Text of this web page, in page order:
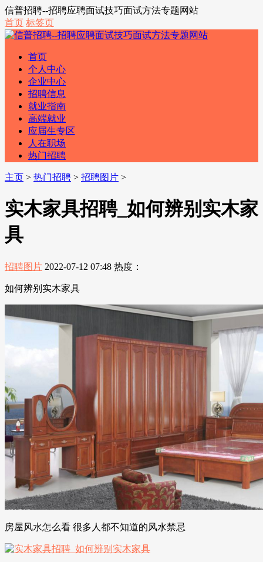
信普招聘--招聘应聘面试技巧面试方法专题网站
首页 标签页
首页
个人中心
企业中心
招聘信息
就业指南
高端就业
应届生专区
人在职场
热门招聘
主页 > 热门招聘 > 招聘图片 >
实木家具招聘_如何辨别实木家
具
招聘图片 2022-07-12 07:48 热度：
如何辨别实木家具
房屋风水怎么看 很多人都不知道的风水禁忌